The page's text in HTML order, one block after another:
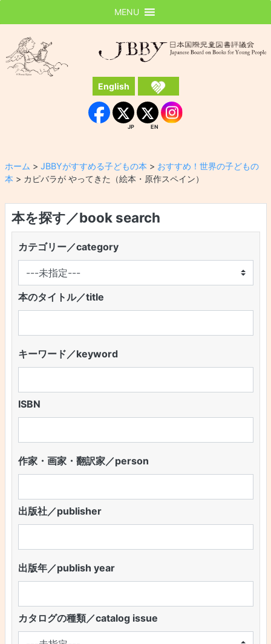
JBBY
English
Facebook
JP
JP
EN
EN Instagram
MENU
ホーム > JBBYがすすめる子どもの本 > おすすめ！世界の子どもの
本 > カピバラが やってきた（絵本・原作スペイン）
本を探す／book search
カテゴリー／category
本のタイトル／title
キーワード／keyword
ISBN
作家・画家・翻訳家／person
出版社／publisher
出版年／publish year
カタログの種類／catalog issue